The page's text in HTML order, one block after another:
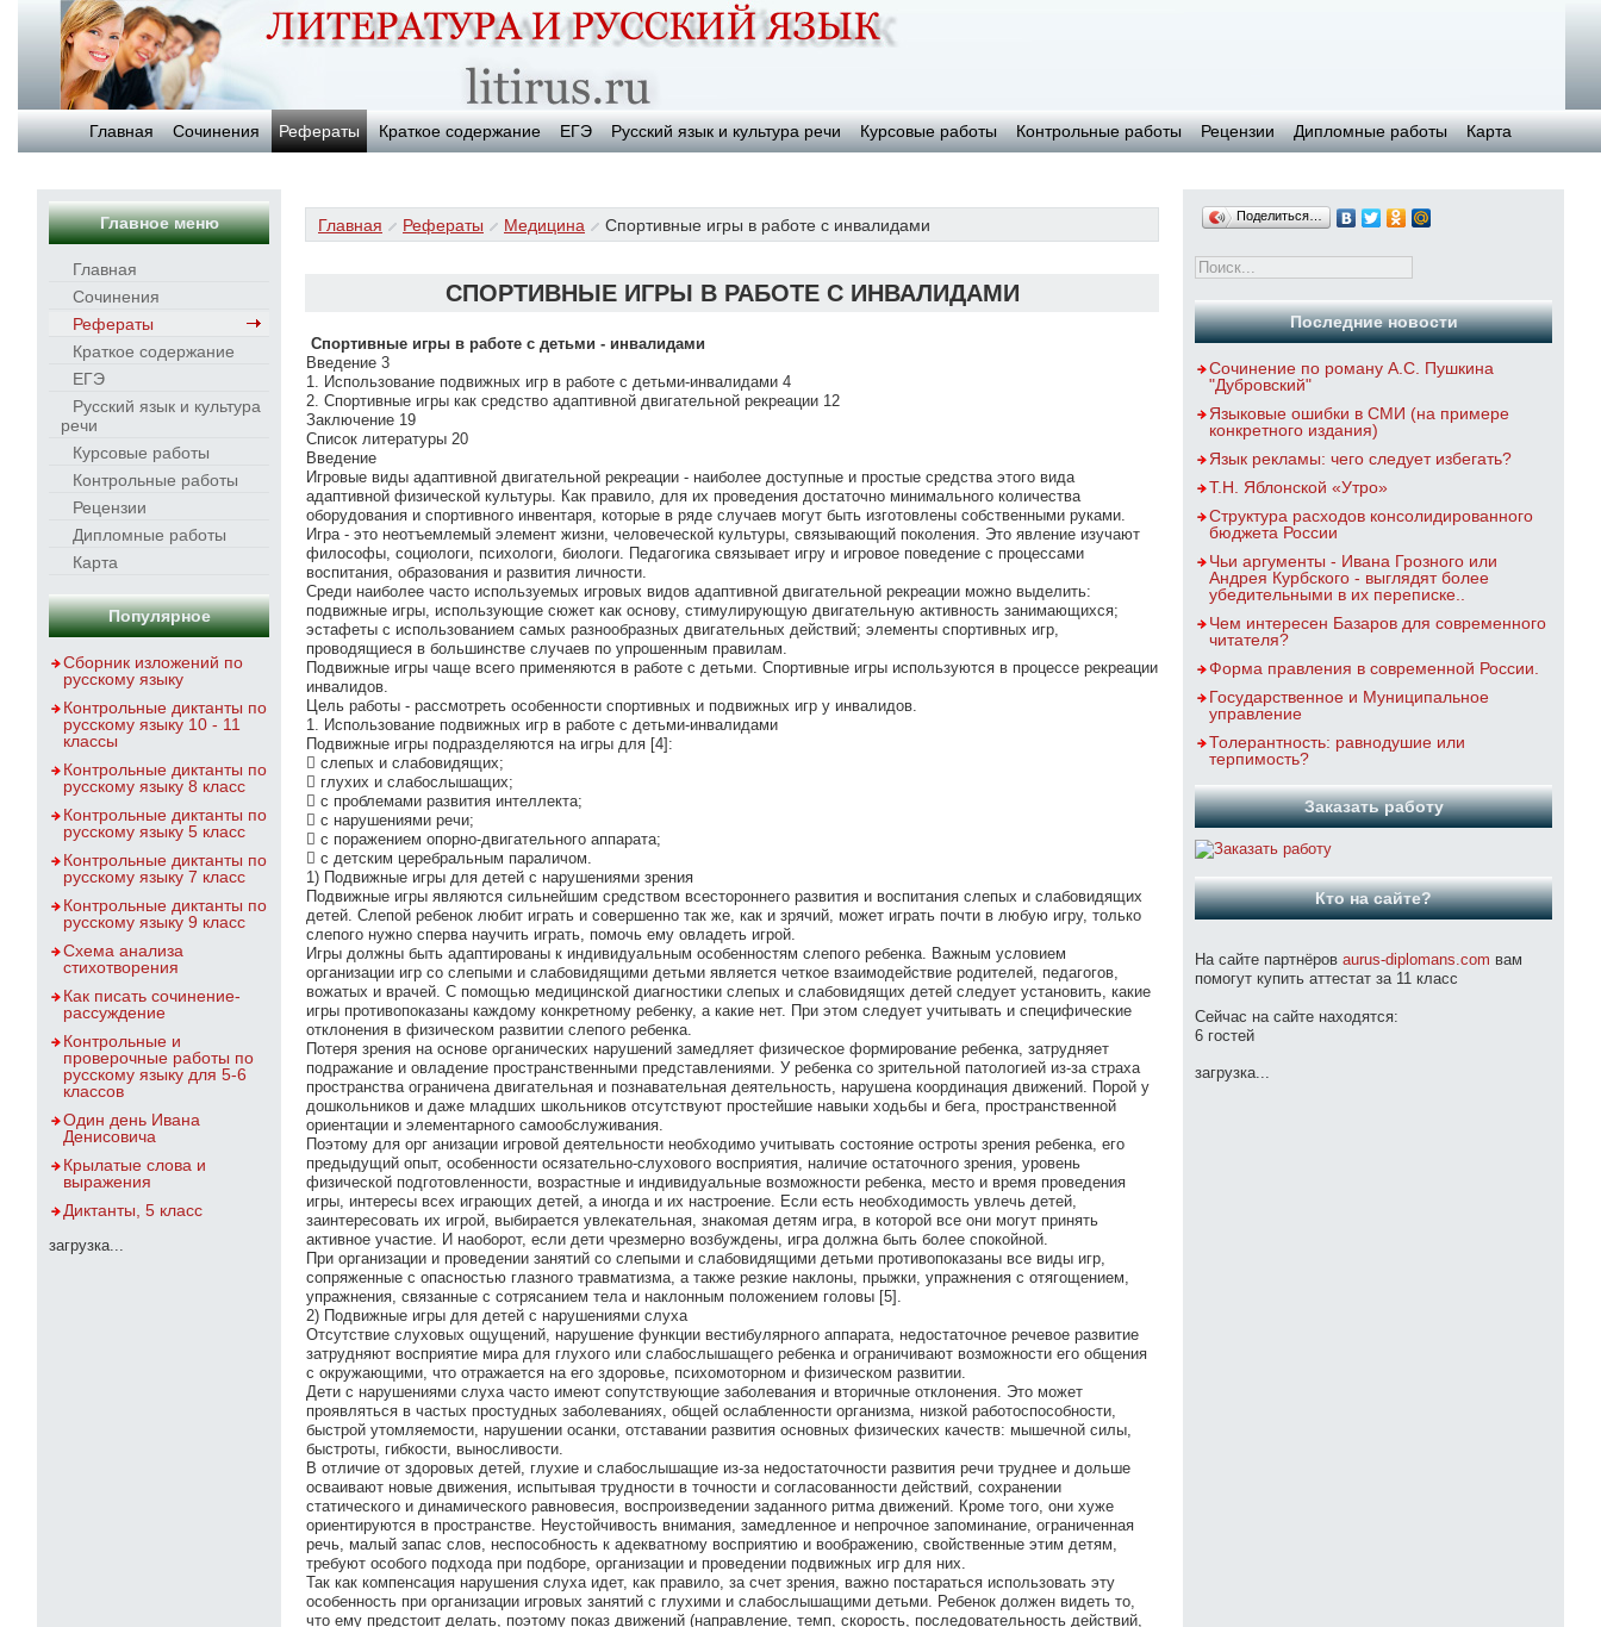
Главная Сочинения Рефераты Краткое содержание ЕГЭ Русский язык и культура речи Курсовые работы Контрольные работы Рецензии Дипломные работы Карта
Главное меню
Главная
Сочинения
Рефераты
Краткое содержание
ЕГЭ
Русский язык и культура
речи
Курсовые работы
Контрольные работы
Рецензии
Дипломные работы
Карта
Популярное
Сборник изложений по
русскому языку
Контрольные диктанты по
русскому языку 10 - 11
классы
Контрольные диктанты по
русскому языку 8 класс
Контрольные диктанты по
русскому языку 5 класс
Контрольные диктанты по
русскому языку 7 класс
Контрольные диктанты по
русскому языку 9 класс
Схема анализа
стихотворения
Как писать сочинение-
рассуждение
Контрольные и
проверочные работы по
русскому языку для 5-6
классов
Один день Ивана
Денисовича
Крылатые слова и
выражения
Диктанты, 5 класс
загрузка...
Главная Рефераты Медицина Спортивные игры в работе с инвалидами
СПОРТИВНЫЕ ИГРЫ В РАБОТЕ С ИНВАЛИДАМИ
Спортивные игры в работе с детьми - инвалидами
Введение 3
1. Использование подвижных игр в работе с детьми-инвалидами 4
2. Спортивные игры как средство адаптивной двигательной рекреации 12
Заключение 19
Список литературы 20
Введение
Игровые виды адаптивной двигательной рекреации - наиболее доступные и простые средства этого вида
адаптивной физической культуры. Как правило, для их проведения достаточно минимального количества
оборудования и спортивного инвентаря, которые в ряде случаев могут быть изготовлены собственными руками.
Игра - это неотъемлемый элемент жизни, человеческой культуры, связывающий поколения. Это явление изучают
философы, социологи, психологи, биологи. Педагогика связывает игру и игровое поведение с процессами
воспитания, образования и развития личности.
Среди наиболее часто используемых игровых видов адаптивной двигательной рекреации можно выделить:
подвижные игры, использующие сюжет как основу, стимулирующую двигательную активность занимающихся;
эстафеты с использованием самых разнообразных двигательных действий; элементы спортивных игр,
проводящиеся в большинстве случаев по упрошенным правилам.
Подвижные игры чаще всего применяются в работе с детьми. Спортивные игры используются в процессе рекреации
инвалидов.
Цель работы - рассмотреть особенности спортивных и подвижных игр у инвалидов.
1. Использование подвижных игр в работе с детьми-инвалидами
Подвижные игры подразделяются на игры для [4]:
 слепых и слабовидящих;
 глухих и слабослышащих;
 с проблемами развития интеллекта;
 с нарушениями речи;
 с поражением опорно-двигательного аппарата;
 с детским церебральным параличом.
1) Подвижные игры для детей с нарушениями зрения
Подвижные игры являются сильнейшим средством всестороннего развития и воспитания слепых и слабовидящих
детей. Слепой ребенок любит играть и совершенно так же, как и зрячий, может играть почти в любую игру, только
слепого нужно сперва научить играть, помочь ему овладеть игрой.
Игры должны быть адаптированы к индивидуальным особенностям слепого ребенка. Важным условием
организации игр со слепыми и слабовидящими детьми является четкое взаимодействие родителей, педагогов,
вожатых и врачей. С помощью медицинской диагностики слепых и слабовидящих детей следует установить, какие
игры противопоказаны каждому конкретному ребенку, а какие нет. При этом следует учитывать и специфические
отклонения в физическом развитии слепого ребенка.
Потеря зрения на основе органических нарушений замедляет физическое формирование ребенка, затрудняет
подражание и овладение пространственными представлениями. У ребенка со зрительной патологией из-за страха
пространства ограничена двигательная и познавательная деятельность, нарушена координация движений. Порой у
дошкольников и даже младших школьников отсутствуют простейшие навыки ходьбы и бега, пространственной
ориентации и элементарного самообслуживания.
Поэтому для орг анизации игровой деятельности необходимо учитывать состояние остроты зрения ребенка, его
предыдущий опыт, особенности осязательно-слухового восприятия, наличие остаточного зрения, уровень
физической подготовленности, возрастные и индивидуальные возможности ребенка, место и время проведения
игры, интересы всех играющих детей, а иногда и их настроение. Если есть необходимость увлечь детей,
заинтересовать их игрой, выбирается увлекательная, знакомая детям игра, в которой все они могут принять
активное участие. И наоборот, если дети чрезмерно возбуждены, игра должна быть более спокойной.
При организации и проведении занятий со слепыми и слабовидящими детьми противопоказаны все виды игр,
сопряженные с опасностью глазного травматизма, а также резкие наклоны, прыжки, упражнения с отягощением,
упражнения, связанные с сотрясанием тела и наклонным положением головы [5].
2) Подвижные игры для детей с нарушениями слуха
Отсутствие слуховых ощущений, нарушение функции вестибулярного аппарата, недостаточное речевое развитие
затрудняют восприятие мира для глухого или слабослышащего ребенка и ограничивают возможности его общения
с окружающими, что отражается на его здоровье, психомоторном и физическом развитии.
Дети с нарушениями слуха часто имеют сопутствующие заболевания и вторичные отклонения. Это может
проявляться в частых простудных заболеваниях, общей ослабленности организма, низкой работоспособности,
быстрой утомляемости, нарушении осанки, отставании развития основных физических качеств: мышечной силы,
быстроты, гибкости, выносливости.
В отличие от здоровых детей, глухие и слабослышащие из-за недостаточности развития речи труднее и дольше
осваивают новые движения, испытывая трудности в точности и согласованности действий, сохранении
статического и динамического равновесия, воспроизведении заданного ритма движений. Кроме того, они хуже
ориентируются в пространстве. Неустойчивость внимания, замедленное и непрочное запоминание, ограниченная
речь, малый запас слов, неспособность к адекватному восприятию и воображению, свойственные этим детям,
требуют особого подхода при подборе, организации и проведении подвижных игр для них.
Так как компенсация нарушения слуха идет, как правило, за счет зрения, важно постараться использовать эту
особенность при организации игровых занятий с глухими и слабослышащими детьми. Ребенок должен видеть то,
что ему предстоит делать, поэтому показ движений (направление, темп, скорость, последовательность действий,
Поделиться…
Последние новости
Сочинение по роману А.С. Пушкина
"Дубровский"
Языковые ошибки в СМИ (на примере
конкретного издания)
Язык рекламы: чего следует избегать?
Т.Н. Яблонской «Утро»
Структура расходов консолидированного
бюджета России
Чьи аргументы - Ивана Грозного или
Андрея Курбского - выглядят более
убедительными в их переписке..
Чем интересен Базаров для современного
читателя?
Форма правления в современной России.
Государственное и Муниципальное
управление
Толерантность: равнодушие или
терпимость?
Заказать работу
Кто на сайте?
На сайте партнёров aurus-diplomans.com вам
помогут купить аттестат за 11 класс
Сейчас на сайте находятся:
6 гостей
загрузка...